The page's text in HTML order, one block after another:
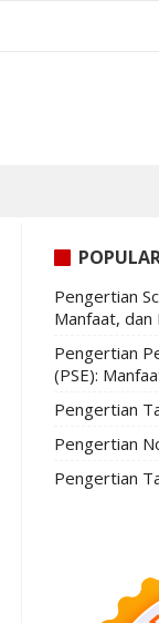
Pengertian
Manfaat, dan
Pengertian
(PSE):
Pengertian
Pengertian
Pengertian